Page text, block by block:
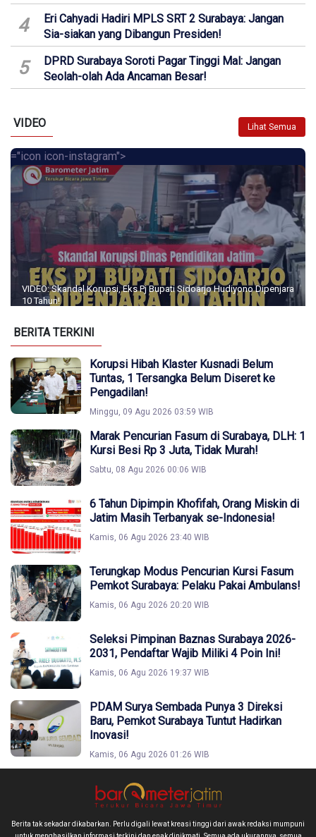
4
Eri Cahyadi Hadiri MPLS SRT 2 Surabaya: Jangan
Sia-siakan yang Dibangun Presiden!
5
DPRD Surabaya Soroti Pagar Tinggi Mal: Jangan
Seolah-olah Ada Ancaman Besar!
VIDEO Lihat Semua
="icon icon-instagram">
VIDEO: Skandal Korupsi, Eks Pj Bupati Sidoarjo Hudiyono Dipenjara
10 Tahun!
BERITA TERKINI
Korupsi Hibah Klaster Kusnadi Belum
Tuntas, 1 Tersangka Belum Diseret ke
Pengadilan!
Minggu, 09 Agu 2026 03:59 WIB
Marak Pencurian Fasum di Surabaya, DLH: 1
Kursi Besi Rp 3 Juta, Tidak Murah!
Sabtu, 08 Agu 2026 00:06 WIB
6 Tahun Dipimpin Khofifah, Orang Miskin di
Jatim Masih Terbanyak se-Indonesia!
Kamis, 06 Agu 2026 23:40 WIB
Terungkap Modus Pencurian Kursi Fasum
Pemkot Surabaya: Pelaku Pakai Ambulans!
Kamis, 06 Agu 2026 20:20 WIB
Seleksi Pimpinan Baznas Surabaya 2026-
2031, Pendaftar Wajib Miliki 4 Poin Ini!
Kamis, 06 Agu 2026 19:37 WIB
PDAM Surya Sembada Punya 3 Direksi
Baru, Pemkot Surabaya Tuntut Hadirkan
Inovasi!
Kamis, 06 Agu 2026 01:26 WIB
Berita tak sekadar dikabarkan. Perlu digali lewat kreasi tinggi dari awak redaksi mumpuni